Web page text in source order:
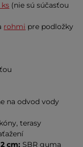
(nie sú súčasťou
rohmi pre podložky
na odvod vody
terasy
cm: SBR guma